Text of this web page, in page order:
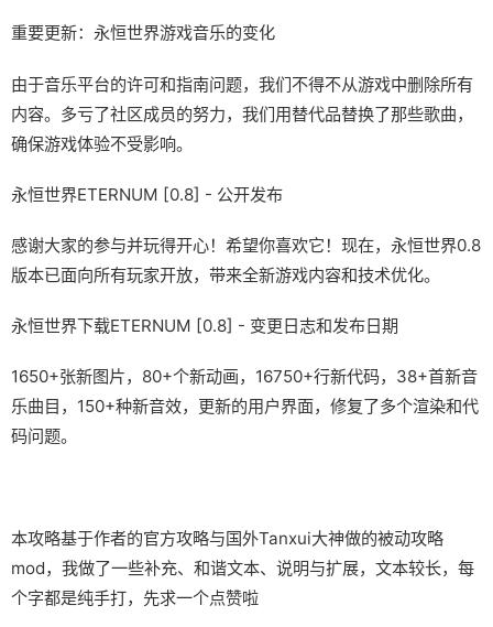
重要更新：永恒世界游戏音乐的变化
由于音乐平台的许可和指南问题，我们不得不从游戏中删除所有
内容。多亏了社区成员的努力，我们用替代品替换了那些歌曲，
确保游戏体验不受影响。
永恒世界ETERNUM [0.8] - 公开发布
感谢大家的参与并玩得开心！希望你喜欢它！现在，永恒世界0.8
版本已面向所有玩家开放，带来全新游戏内容和技术优化。
永恒世界下载ETERNUM [0.8] - 变更日志和发布日期
1650+张新图片，80+个新动画，16750+行新代码，38+首新音
乐曲目，150+种新音效，更新的用户界面，修复了多个渲染和代
码问题。
本攻略基于作者的官方攻略与国外Tanxui大神做的被动攻略
mod，我做了一些补充、和谐文本、说明与扩展，文本较长，每
个字都是纯手打，先求一个点赞啦